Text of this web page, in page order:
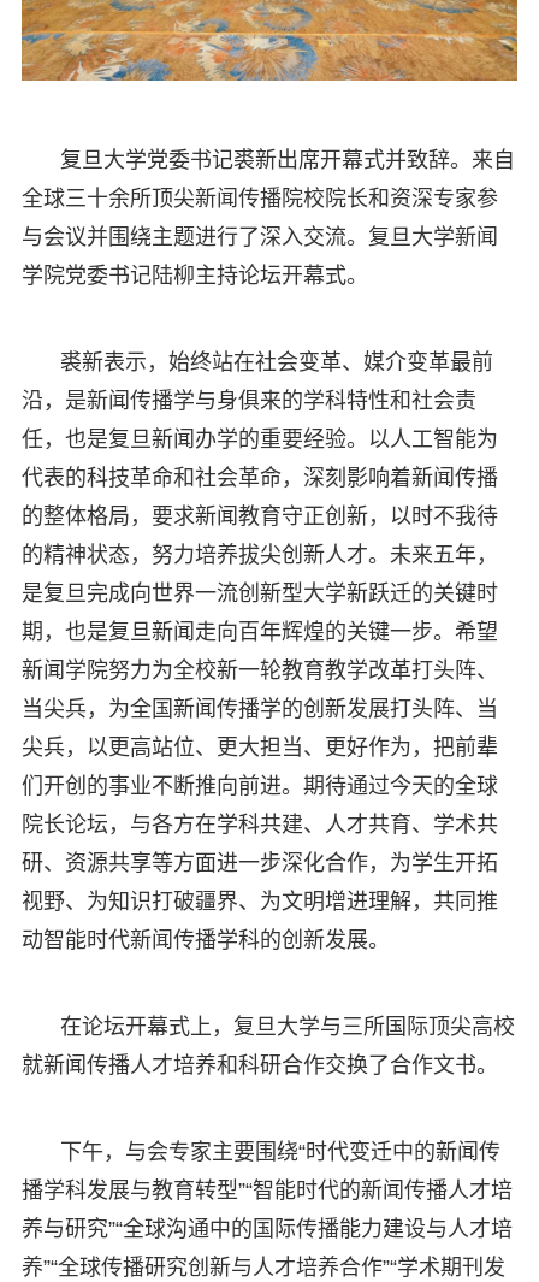
复旦大学党委书记裘新出席开幕式并致辞。来自
全球三十余所顶尖新闻传播院校院长和资深专家参
与会议并围绕主题进行了深入交流。复旦大学新闻
学院党委书记陆柳主持论坛开幕式。
裘新表示，始终站在社会变革、媒介变革最前
沿，是新闻传播学与身俱来的学科特性和社会责
任，也是复旦新闻办学的重要经验。以人工智能为
代表的科技革命和社会革命，深刻影响着新闻传播
的整体格局，要求新闻教育守正创新，以时不我待
的精神状态，努力培养拔尖创新人才。未来五年，
是复旦完成向世界一流创新型大学新跃迁的关键时
期，也是复旦新闻走向百年辉煌的关键一步。希望
新闻学院努力为全校新一轮教育教学改革打头阵、
当尖兵，为全国新闻传播学的创新发展打头阵、当
尖兵，以更高站位、更大担当、更好作为，把前辈
们开创的事业不断推向前进。期待通过今天的全球
院长论坛，与各方在学科共建、人才共育、学术共
研、资源共享等方面进一步深化合作，为学生开拓
视野、为知识打破疆界、为文明增进理解，共同推
动智能时代新闻传播学科的创新发展。
在论坛开幕式上，复旦大学与三所国际顶尖高校
就新闻传播人才培养和科研合作交换了合作文书。
下午，与会专家主要围绕“时代变迁中的新闻传
播学科发展与教育转型”“智能时代的新闻传播人才培
养与研究”“全球沟通中的国际传播能力建设与人才培
养”“全球传播研究创新与人才培养合作”“学术期刊发